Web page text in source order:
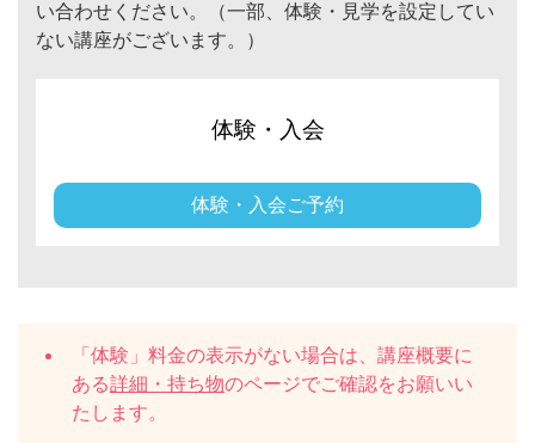
い合わせください。（一部、体験・見学を設定してい
ない講座がございます。）
体験・入会
体験・入会ご予約
「体験」料金の表示がない場合は、講座概要に
ある詳細・持ち物のページでご確認をお願いい
たします。